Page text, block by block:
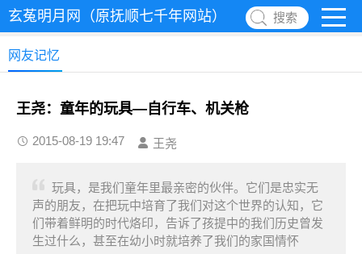
玄菟明月网（原抚顺七千年网站） 搜索
网友记忆
王尧：童年的玩具—自行车、机关枪
2015-08-19 19:47 王尧
玩具，是我们童年里最亲密的伙伴。它们是忠实无
声的朋友，在把玩中培育了我们对这个世界的认知，它
们带着鲜明的时代烙印，告诉了孩提中的我们历史曾发
生过什么，甚至在幼小时就培养了我们的家国情怀